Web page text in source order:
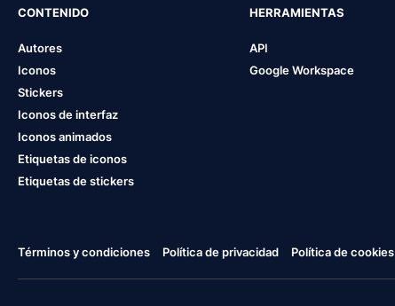
CONTENIDO
Autores
Iconos
Stickers
Iconos de interfaz
Iconos animados
Etiquetas de iconos
Etiquetas de stickers
HERRAMIENTAS
API
Google Workspace
Términos y condiciones Política de privacidad Política de cookies